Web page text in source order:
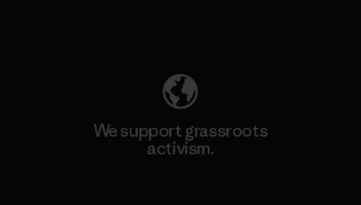
We support grassroots
activism.